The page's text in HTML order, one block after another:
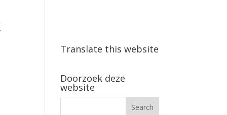
Translate this website
Doorzoek deze
website